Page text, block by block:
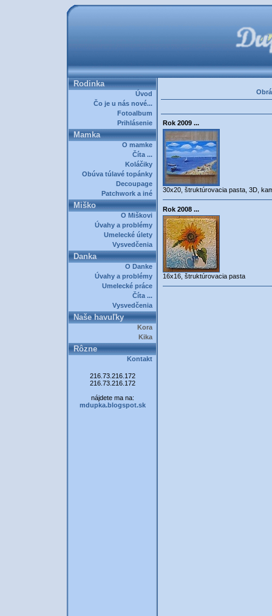
Rodinka
Úvod
Čo je u nás nové...
Fotoalbum
Prihlásenie
Mamka
O mamke
Číta ...
Koláčiky
Obúva túlavé topánky
Decoupage
Patchwork a iné
Miško
O Miškovi
Úvahy a problémy
Umelecké úlety
Vysvedčenia
Danka
O Danke
Úvahy a problémy
Umelecké práce
Číta ...
Vysvedčenia
Naše havuľky
Kora
Kika
Rôzne
Kontakt
216.73.216.172
216.73.216.172
nájdete ma na:
mdupka.blogspot.sk
Rok 2009 ...
30x20, štruktúrovacia pasta, 3D,
Rok 2008 ...
16x16, štruktúrovacia pasta